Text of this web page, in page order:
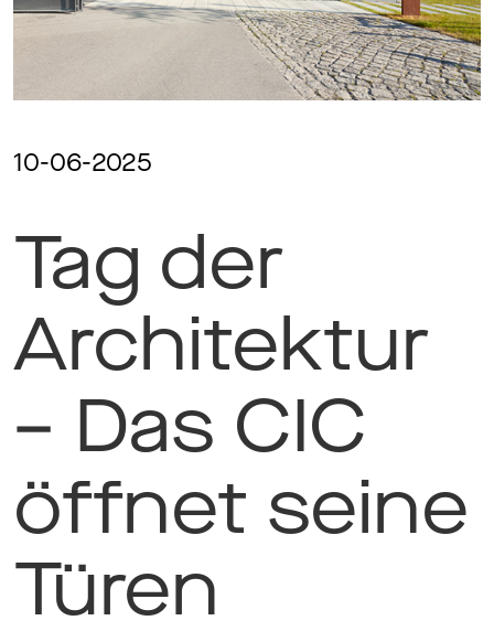
Magazine
Awards
Soziales
Themen
Jobs
10-06-2025
Tag der
Architektur
– Das CIC
öffnet seine
Türen